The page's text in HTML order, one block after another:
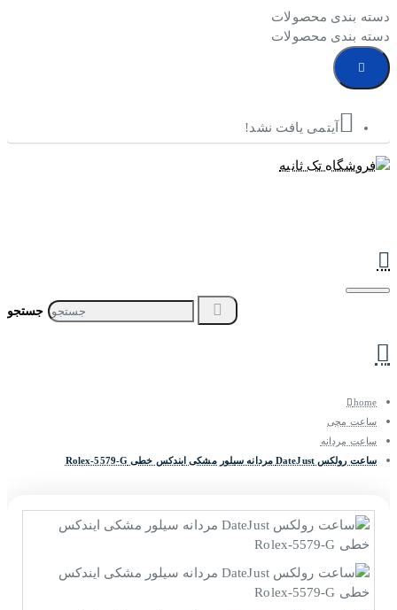
دسته بندی محصولات
دسته بندی محصولات
آیتمی یافت نشد!
home
ساعت مچی
ساعت مردانه
ساعت رولکس DateJust مردانه سیلور مشکی ایندکس خطی Rolex-5579-G